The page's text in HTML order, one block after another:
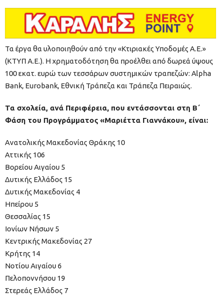
Τα έργα θα υλοποιηθούν από την «Κτιριακές Υποδομές Α.Ε.»
(ΚΤΥΠ Α.Ε.). Η χρηματοδότηση θα προέλθει από δωρεά ύψους
100 εκατ. ευρώ των τεσσάρων συστημικών τραπεζών: Alpha
Bank, Eurobank, Εθνική Τράπεζα και Τράπεζα Πειραιώς.
Τα σχολεία, ανά Περιφέρεια, που εντάσσονται στη Β΄
Φάση του Προγράμματος «Μαριέττα Γιαννάκου», είναι:
Ανατολικής Μακεδονίας Θράκης 10
Αττικής 106
Βορείου Αιγαίου 5
Δυτικής Ελλάδος 15
Δυτικής Μακεδονίας 4
Ηπείρου 5
Θεσσαλίας 15
Ιονίων Νήσων 5
Κεντρικής Μακεδονίας 27
Κρήτης 14
Νοτίου Αιγαίου 6
Πελοποννήσου 19
Στερεάς Ελλάδος 7